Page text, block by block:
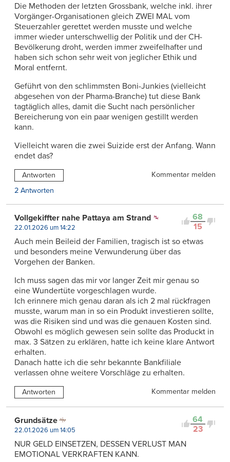
Die Methoden der letzten Grossbank, welche inkl. ihrer
Vorgänger-Organisationen gleich ZWEI MAL vom
Steuerzahler gerettet werden musste und welche
immer wieder unterschwellig der Politik und der CH-
Bevölkerung droht, werden immer zweifelhafter und
haben sich schon sehr weit von jeglicher Ethik und
Moral entfernt.
Geführt von den schlimmsten Boni-Junkies (vielleicht
abgesehen von der Pharma-Branche) tut diese Bank
tagtäglich alles, damit die Sucht nach persönlicher
Bereicherung von ein paar wenigen gestillt werden
kann.
Vielleicht waren die zwei Suizide erst der Anfang. Wann
endet das?
Antworten
Kommentar melden
2 Antworten
68
15
Vollgekiffter nahe Pattaya am Strand
22.01.2026 um 14:22
Auch mein Beileid der Familien, tragisch ist so etwas
und besonders meine Verwunderung über das
Vorgehen der Banken.
Ich muss sagen das mir vor langer Zeit mir genau so
eine Wundertüte vorgeschlagen wurde.
Ich erinnere mich genau daran als ich 2 mal rückfragen
musste, warum man in so ein Produkt investieren sollte,
was die Risiken sind und was die genauen Kosten sind.
Obwohl es möglich gewesen sein sollte das Produckt in
max. 3 Sätzen zu erklären, hatte ich keine klare Antwort
erhalten.
Danach hatte ich die sehr bekannte Bankfiliale
verlassen ohne weitere Vorschläge zu erhalten.
Antworten Kommentar melden
64
23
Grundsätze
22.01.2026 um 14:05
NUR GELD EINSETZEN, DESSEN VERLUST MAN
EMOTIONAL VERKRAFTEN KANN.